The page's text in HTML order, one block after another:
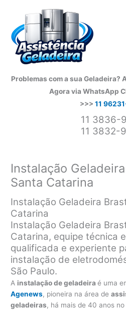
conteúdo
Problemas com a sua Geladeira?
Agora via WhatsApp
>>> 11
11 3836-
11 3832-
Instalação
Santa Catarina
Instalação Geladeira
Catarina
Instalação Geladeira
Catarina, equipe técnica
qualificada e experiente
instalação de
São Paulo.
A instalação de geladeiraé uma
Agenews, pioneira na área de
geladeiras, há mais de 40 anos